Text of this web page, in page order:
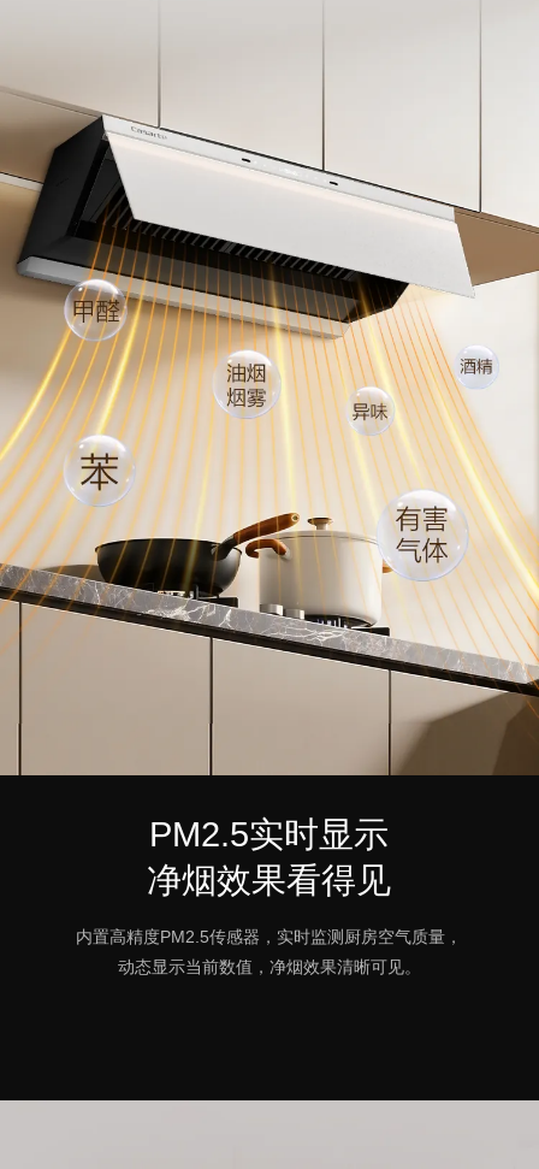
PM2.5实时显示
净烟效果看得见
内置高精度PM2.5传感器，实时监测厨房空气质量，
动态显示当前数值，净烟效果清晰可见。